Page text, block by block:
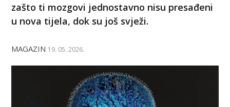
zašto ti mozgovi jednostavno nisu presađeni
u nova tijela, dok su još svježi.
MAGAZIN 19. 05. 2026.